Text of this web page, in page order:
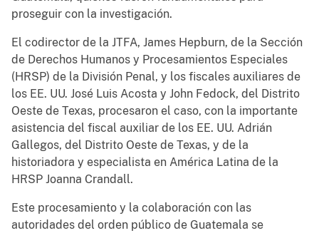
proseguir con la investigación.
El codirector de la JTFA, James Hepburn, de la Sección
de Derechos Humanos y Procesamientos Especiales
(HRSP) de la División Penal, y los fiscales auxiliares de
los EE. UU. José Luis Acosta y John Fedock, del Distrito
Oeste de Texas, procesaron el caso, con la importante
asistencia del fiscal auxiliar de los EE. UU. Adrián
Gallegos, del Distrito Oeste de Texas, y de la
historiadora y especialista en América Latina de la
HRSP Joanna Crandall.
Este procesamiento y la colaboración con las
autoridades del orden público de Guatemala se